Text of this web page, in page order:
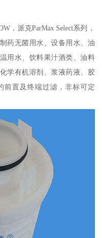
，派克ParMax Select系列，
药无菌用水、设备用水、油
用水、饮料果汁酒类、油料
学有机溶剂、浆液药液、胶
前置及终端过滤，非标可定